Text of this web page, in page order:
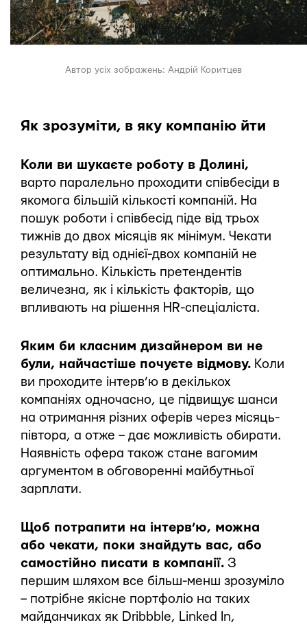
Автор усіх зображень: Андрій Коритцев
Як зрозуміти, в яку компанію йти
Коли ви шукаєте роботу в Долині,
варто паралельно проходити співбесіди в
якомога більшій кількості компаній. На
пошук роботи і співбесід піде від трьох
тижнів до двох місяців як мінімум. Чекати
результату від однієї-двох компаній не
оптимально. Кількість претендентів
величезна, як і кількість факторів, що
впливають на рішення HR-спеціаліста.
Яким би класним дизайнером ви не
були, найчастіше почуєте відмову. Коли
ви проходите інтерв’ю в декількох
компаніях одночасно, це підвищує шанси
на отримання різних оферів через місяць-
півтора, а отже – дає можливість обирати.
Наявність офера також стане вагомим
аргументом в обговоренні майбутньої
зарплати.
Щоб потрапити на інтерв’ю, можна
або чекати, поки знайдуть вас, або
самостійно писати в компанії. З
першим шляхом все більш-менш зрозуміло
– потрібне якісне портфоліо на таких
майданчиках як Dribbble, Linked In,